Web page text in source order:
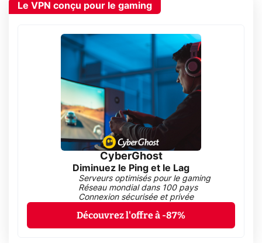
Le VPN conçu pour le gaming
CyberGhost
Diminuez le Ping et le Lag
Serveurs optimisés pour le gaming
Réseau mondial dans 100 pays
Connexion sécurisée et privée
Découvrez l'offre à -87%